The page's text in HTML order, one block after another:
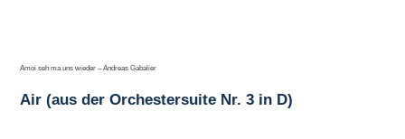
Amoi seh ma uns wieder – Andreas Gabalier
Air (aus der Orchestersuite Nr. 3 in D)